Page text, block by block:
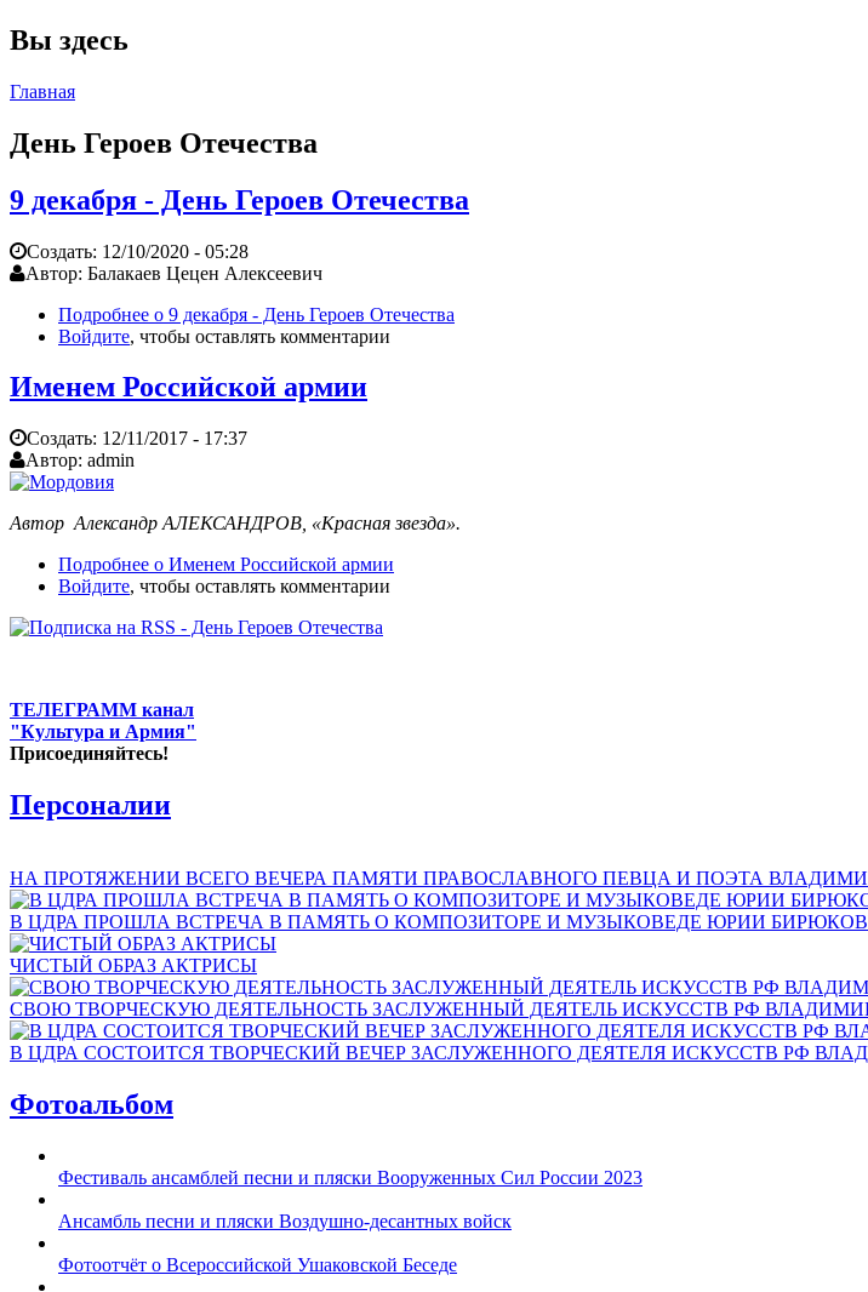
Вы здесь
Главная
День Героев Отечества
9 декабря - День Героев Отечества
Создать: 12/10/2020 - 05:28
Автор: Балакаев Цецен Алексеевич
Подробнее о 9 декабря - День Героев Отечества
Войдите, чтобы оставлять комментарии
Именем Российской армии
Создать: 12/11/2017 - 17:37
Автор: admin
Автор Александр АЛЕКСАНДРОВ, «Красная звезда».
Подробнее о Именем Российской армии
Войдите, чтобы оставлять комментарии
ТЕЛЕГРАММ канал
"Культура и Армия"
Присоединяйтесь!
Персоналии
НА ПРОТЯЖЕНИИ ВСЕГО ВЕЧЕРА ПАМЯТИ ПРАВОСЛАВНОГО ПЕВЦА И ПОЭТА
В ЦДРА ПРОШЛА ВСТРЕЧА В ПАМЯТЬ О КОМПОЗИТОРЕ И МУЗЫКОВЕДЕ ЮРИИ
ЧИСТЫЙ ОБРАЗ АКТРИСЫ
СВОЮ ТВОРЧЕСКУЮ ДЕЯТЕЛЬНОСТЬ ЗАСЛУЖЕННЫЙ ДЕЯТЕЛЬ ИСКУССТВ РФ
В ЦДРА СОСТОИТСЯ ТВОРЧЕСКИЙ ВЕЧЕР ЗАСЛУЖЕННОГО ДЕЯТЕЛЯ ИСКУССТВ РФ
Фотоальбом
Фестиваль ансамблей песни и пляски Вооруженных Сил России 2023
Ансамбль песни и пляски Воздушно-десантных войск
Фотоотчёт о Всероссийской Ушаковской Беседе